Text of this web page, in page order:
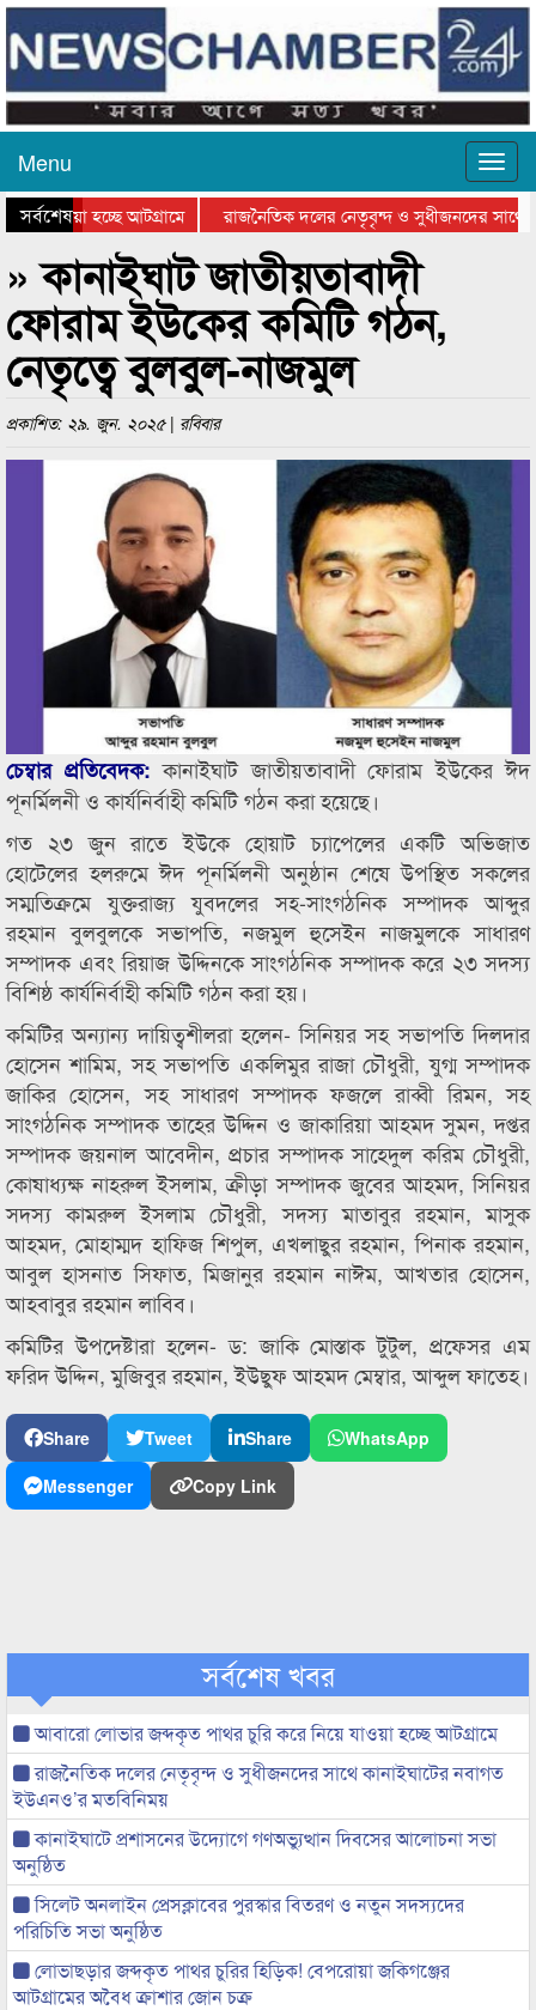
Menu
সর্বশেষ
যাওয়া হচ্ছে আটগ্রামে
রাজনৈতিক দলের নেতৃবৃন্দ ও সুধীজনদের সাথে
পুরস্কার বিতরণ সম্পন্ন
সিলেটে বাংলাদেশ গ্রুপ থিয়েটার
» কানাইঘাট জাতীয়তাবাদী
ফোরাম ইউকের কমিটি গঠন,
নেতৃত্বে বুলবুল-নাজমুল
প্রকাশিত: ২৯. জুন. ২০২৫ | রবিবার
চেম্বার প্রতিবেদক:কানাইঘাট জাতীয়তাবাদী ফোরাম ইউকের ঈদ
পূনর্মিলনী ও কার্যনির্বাহী কমিটি গঠন করা হয়েছে।
গত ২৩ জুন রাতে ইউকে হোয়াট চ্যাপেলের একটি অভিজাত
হোটেলের হলরুমে ঈদ পূনর্মিলনী অনুষ্ঠান শেষে উপস্থিত সকলের
সম্মতিক্রমে যুক্তরাজ্য যুবদলের সহ-সাংগঠনিক সম্পাদক আব্দুর
রহমান বুলবুলকে সভাপতি, নজমুল হুসেইন নাজমুলকে সাধারণ
সম্পাদক এবং রিয়াজ উদ্দিনকে সাংগঠনিক সম্পাদক করে ২৩ সদস্য
বিশিষ্ঠ কার্যনির্বাহী কমিটি গঠন করা হয়।
কমিটির অন্যান্য দায়িত্বশীলরা হলেন- সিনিয়র সহ সভাপতি দিলদার
হোসেন শামিম, সহ সভাপতি একলিমুর রাজা চৌধুরী, যুগ্ম সম্পাদক
জাকির হোসেন, সহ সাধারণ সম্পাদক ফজলে রাব্বী রিমন, সহ
সাংগঠনিক সম্পাদক তাহের উদ্দিন ও জাকারিয়া আহমদ সুমন, দপ্তর
সম্পাদক জয়নাল আবেদীন, প্রচার সম্পাদক সাহেদুল করিম চৌধুরী,
কোষাধ্যক্ষ নাহরুল ইসলাম, ক্রীড়া সম্পাদক জুবের আহমদ, সিনিয়র
সদস্য কামরুল ইসলাম চৌধুরী, সদস্য মাতাবুর রহমান, মাসুক
আহমদ, মোহাম্মদ হাফিজ শিপুল, এখলাছুর রহমান, পিনাক রহমান,
আবুল হাসনাত সিফাত, মিজানুর রহমান নাঈম, আখতার হোসেন,
আহবাবুর রহমান লাবিব।
কমিটির উপদেষ্টারা হলেন- ড: জাকি মোস্তাক টুটুল, প্রফেসর এম
ফরিদ উদ্দিন, মুজিবুর রহমান, ইউছুফ আহমদ মেম্বার, আব্দুল ফাতেহ।
Share Tweet Share
WhatsApp
Messenger
Copy Link
সর্বশেষ খবর
আবারো লোভার জব্দকৃত পাথর চুরি করে নিয়ে যাওয়া হচ্ছে আটগ্রামে
রাজনৈতিক দলের নেতৃবৃন্দ ও সুধীজনদের সাথে কানাইঘাটের নবাগত
ইউএনও’র মতবিনিময়
কানাইঘাটে প্রশাসনের উদ্যোগে গণঅভ্যুত্থান দিবসের আলোচনা সভা
অনুষ্ঠিত
সিলেট অনলাইন প্রেসক্লাবের পুরস্কার বিতরণ ও নতুন সদস্যদের
পরিচিতি সভা অনুষ্ঠিত
লোভাছড়ার জব্দকৃত পাথর চুরির হিড়িক! বেপরোয়া জকিগঞ্জের
আটগ্রামের অবৈধ ক্রাশার জোন চক্র